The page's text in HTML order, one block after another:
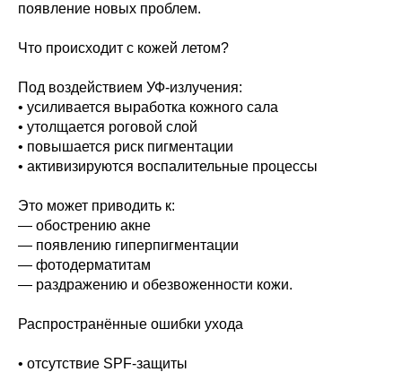
появление новых проблем.
Что происходит с кожей летом?
Под воздействием УФ-излучения:
• усиливается выработка кожного сала
• утолщается роговой слой
• повышается риск пигментации
• активизируются воспалительные процессы
Это может приводить к:
— обострению акне
— появлению гиперпигментации
— фотодерматитам
— раздражению и обезвоженности кожи.
Распространённые ошибки ухода
• отсутствие SPF-защиты